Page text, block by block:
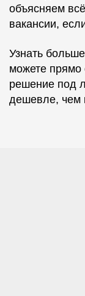
объясняем
вакансии,
Узнать
можете
решение под
дешевле, чем